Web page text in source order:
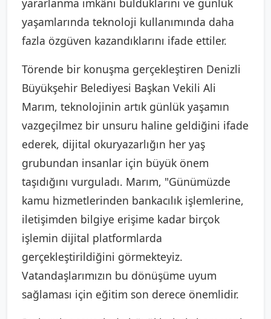
yaşamlarında teknoloji kullanımında daha
fazla özgüven kazandıklarını ifade ettiler.
Törende bir konuşma gerçekleştiren Denizli
Büyükşehir Belediyesi Başkan Vekili Ali
Marım, teknolojinin artık günlük yaşamın
vazgeçilmez bir unsuru haline geldiğini ifade
ederek, dijital okuryazarlığın her yaş
grubundan insanlar için büyük önem
taşıdığını vurguladı. Marım, "Günümüzde
kamu hizmetlerinden bankacılık işlemlerine,
iletişimden bilgiye erişime kadar birçok
işlemin dijital platformlarda
gerçekleştirildiğini görmekteyiz.
Vatandaşlarımızın bu dönüşüme uyum
sağlaması için eğitim son derece önemlidir.